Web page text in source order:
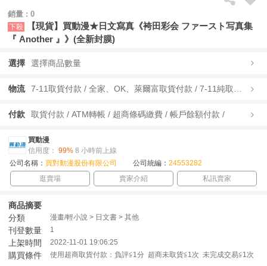
銷量 : 0
下殺
【現貨】買動漫★日文寫真《袴田彩会 ファースト写真集
『 Another 』》(全新封膜)
選擇 選擇商品數量
物流
付款 取貨付款 / ATM轉帳 / 超商條碼繳費 / 帳戶餘額付款 /
買動漫
信用度： 99% 8 小時前上線
公司名稱： 買對動漫股份有限公司 公司統編： 24553282
逛賣場
賣家介紹 私訊賣家
商品摘要
分類
漫畫/輕小說 > 日文書 > 其他
刊登數量 1
上架時間 2022-11-01 19:06:25
購買條件 使用超商取貨付款：負評≦1分 超商未取貨≦1次 未完成交易≦1次